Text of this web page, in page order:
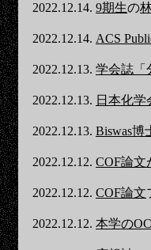
2022.12.14. 9期生の
2022.12.14. ACS
2022.12.13. 学会誌「
2022.12.13. 日本化
2022.12.13. Biswas博
2022.12.12. COF論文
2022.12.12. COF論文
2022.12.12. 本学の